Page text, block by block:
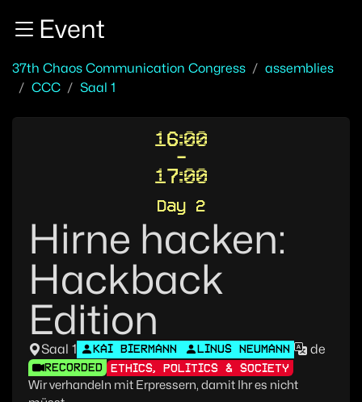
Zum InhaltEvent
37th Chaos Communication Congress
assemblies
CCC
Saal 1
16:00
-
17:00
Day 2
Hirne hacken:
Hackback
Edition
Saal 1 KAI BIERMANN LINUS NEUMANN de
RECORDED ETHICS, POLITICS & SOCIETY
Wir verhandeln mit Erpressern, damit Ihr es nicht